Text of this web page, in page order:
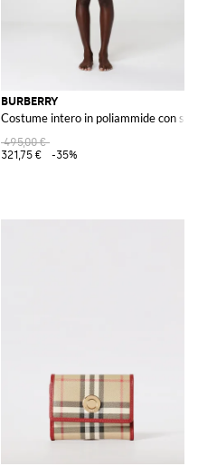
BURBERRY
Costume intero in poliammide con
495,00 €
321,75 €
-35%